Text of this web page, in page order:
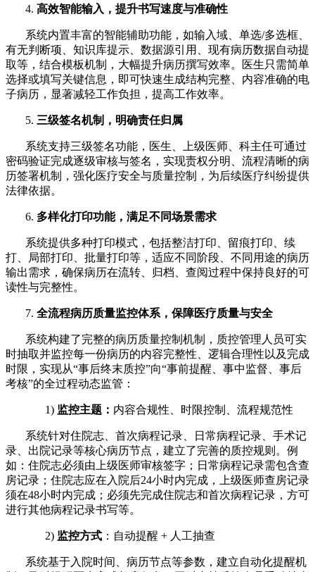
4. 高效智能输入，提升书写速度与准确性
系统内置丰富的智能辅助功能，如输入域、单选/多选框、
有无判断项、知识库提示、数据源引用、现有病历数据自动提
取等，结合模板机制，大幅提升病历撰写效率。医生只需简单
选择或填写关键信息，即可快速生成结构完整、内容准确的电
子病历，显著减轻工作负担，提高工作效率。
5. 三级签名机制，明确责任归属
系统支持三级签名功能，医生、上级医师、科主任可通过
密码验证完成逐级审核与签名，实现责权分明、流程清晰的病
历签署机制，强化医疗安全与质量控制，为后续医疗纠纷提供
法律依据。
6. 多样化打印功能，满足不同场景需求
系统提供多种打印模式，包括整洁打印、留痕打印、续
打、局部打印、批量打印等，适应不同阶段、不同用途的病历
输出需求，确保病历在流转、归档、查阅过程中保持良好的可
读性与完整性。
7. 全流程病历质量监控体系，保障医疗质量与安全
系统构建了完整的病历质量控制机制，质控管理人员可实
时抽取并监控每一份病历的内容完整性、逻辑合理性以及完成
时限，实现从“事后终末质控”向“事前提醒、事中监督、事后
考核”的全过程动态监管：
1) 监控主题： 内容合规性、时限控制、流程规范性
系统针对住院志、首次病程记录、日常病程记录、手术记
录、出院记录等核心病历节点，建立了完善的质控规则。例
如：住院志必须由上级医师审核签字；日常病程记录需包含查
房记录；住院志应在入院后24小时内完成，上级医师查房记录
须在48小时内完成；必须先完成住院志和首次病程记录，方可
进行其他病程记录书写等。
2) 监控方式 ：自动提醒 + 人工抽查
系统基于入院时间、病历节点等参数，建立自动化提醒机